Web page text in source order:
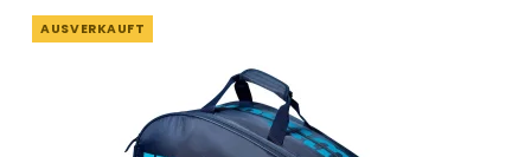
AUSVERKAUFT